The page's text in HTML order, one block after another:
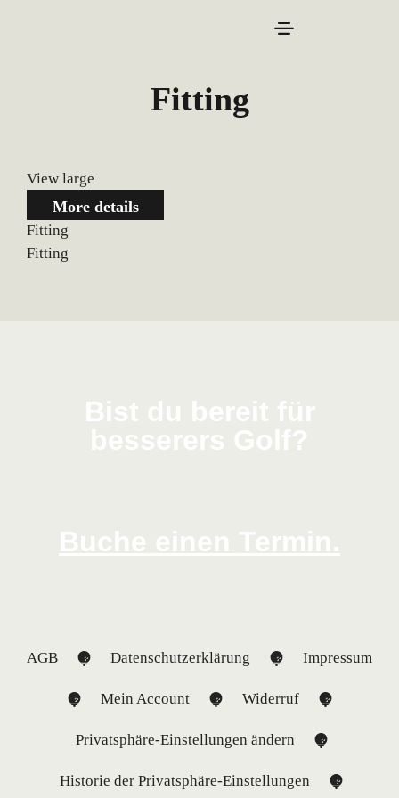
Fitting
View large
More details
Fitting
Fitting
Bist du bereit für
besserers Golf?
Buche einen Termin.
AGB Datenschutzerklärung Impressum
Mein Account Widerruf
Privatsphäre-Einstellungen ändern
Historie der Privatsphäre-Einstellungen